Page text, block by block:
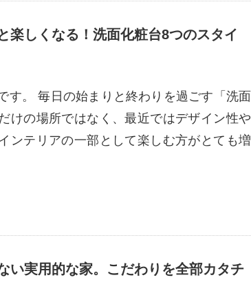
楽しくなる！洗面化粧台8つのスタイ
す。 毎日の始まりと終わりを過ごす「洗面
けの場所ではなく、最近ではデザイン性や
ンテリアの一部として楽しむ方がとても増
い実用的な家。こだわりを全部カタチ